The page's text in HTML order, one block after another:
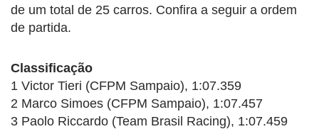
de um total de 25 carros. Confira a seguir a ordem
de partida.
Classificação
1 Victor Tieri (CFPM Sampaio), 1:07.359
2 Marco Simoes (CFPM Sampaio), 1:07.457
3 Paolo Riccardo (Team Brasil Racing), 1:07.459